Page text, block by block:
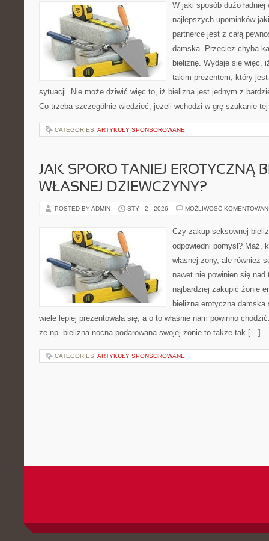
W jaki sposób dużo
najlepszych upominków
partnerce jest z całą
damska. Przecież chyba
bieliznę. Wydaje się więc,
takim prezentem, który jest
sytuacji. Nie może dziwić więc to, iż bielizna jest jednym z
Co trzeba szczególnie wiedzieć, jeżeli wchodzi w grę szukanie
CATEGORIES: ARTYKUŁY SPONSOROWANE
JAK SPORO TANIEJ EROTYCZNĄ
WŁASNEJ DZIEWCZYNY?
POSTED BY ADMIN STY - 2 - 2026 MOŻLIWOŚĆ
Czy zakup seksownej
odpowiedni pomysł? Mąż,
własnej żony, ale również
nawet nie powinien się
najbardziej zakupić żonie
bielizna erotyczna
wiele lepiej prezentowała się, a o to właśnie nam powinno
że np. bielizna nocna podarowana swojej żonie to także tak […]
CATEGORIES: ARTYKUŁY SPONSOROWANE